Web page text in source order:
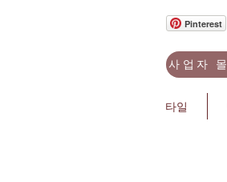
Pinterest
사업자 몰
타일